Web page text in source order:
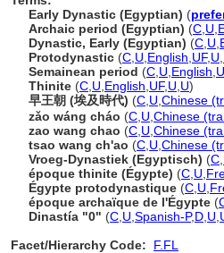
Early Dynastic (Egyptian) (
Archaic period (Egyptian) (C U
Dynastic, Early (Egyptian) (C U
Protodynastic (C U English UF, U
Semainean period (C U English
Thinite (C U English UF, U U)
早王朝 (埃及時代) (C U Chinese
zǎo wáng cháo (C U Chinese
zao wang chao (C U Chinese
tsao wang ch'ao (C U Chinese
Vroeg-Dynastiek (Egyptisch) (C
époque thinite (Égypte) (C U
Égypte protodynastique (C U
époque archaïque de l'Égypte (
Dinastía "0" (C U Spanish-P,D U
Facet/Hierarchy Code:
F.FL